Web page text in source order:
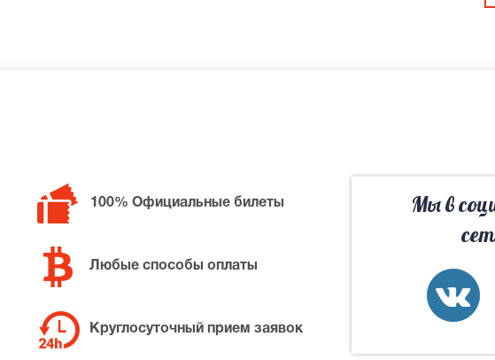
позвоните нам в call-центр и мы обязательно подберем Вам
100% Официальные билеты
Любые способы оплаты
Круглосуточный прием заявок
Мы в